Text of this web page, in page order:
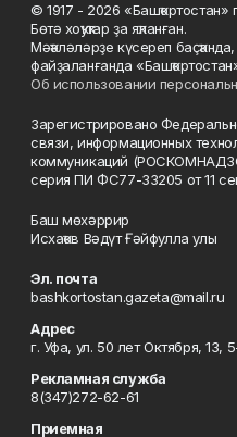
© 1917 - 2026 «Башҡортостан»
Бөтә хоҡуҡтар ҙа яҡланған.
Мәҡәләләрҙе күсереп
файҙаланғанда
Об использовании
Зарегистрировано
связи, информационных
коммуникаций
серия ПИ ФС77-33205 от 11
Баш мөхәррир
Исхаҡов Вәдүт Ғәйфулла улы
Эл. почта
bashkortostan.gazeta@mail.ru
Адрес
г. Уфа, ул. 50 лет Октября, 13,
Рекламная служба
8(347)272-62-61
Приемная